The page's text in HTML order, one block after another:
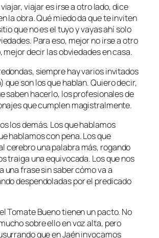
viajar es irse a otro lado, dice
la obra. Qué miedo da que te inviten
que no es el tuyo y vayas ahí solo
Para eso, mejor no irse a otro
mejor decir las obviedades en casa.
siempre hay varios invitados
que son los que hablan. Quiero decir,
saben hacerlo, los profesionales de
que cumplen magistralmente.
los demás. Los que hablamos
hablamos con pena. Los que
cerebro una palabra más, rogando
traiga una equivocada. Los que nos
una frase sin saber cómo va a
despendoladas por el predicado
Tomate Bueno tienen un pacto. No
sobre ello en voz alta, pero
que en Jaén invocamos